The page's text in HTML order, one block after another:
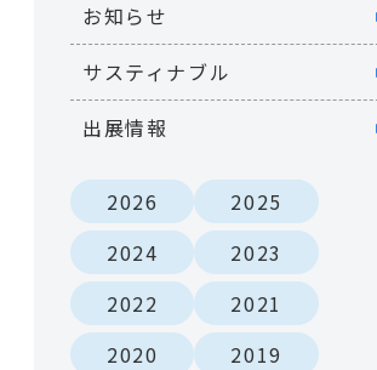
お知らせ
サスティナブル
出展情報
2026
2025
2024
2023
2022
2021
2020
2019